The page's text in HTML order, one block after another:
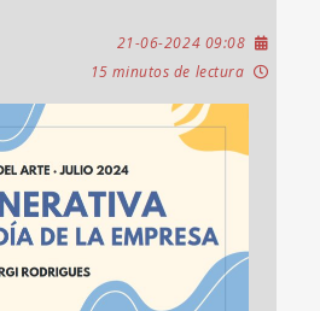
21-06-2024 09:08
15 minutos de lectura